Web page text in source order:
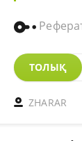
ТОЛЫҚ
ZHARAR